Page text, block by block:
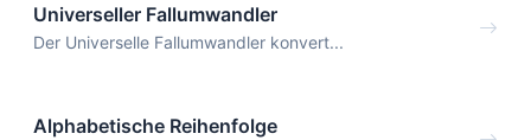
Universeller Fallumwandler
Der Universelle Fallumwandler konvert...
Alphabetische Reihenfolge